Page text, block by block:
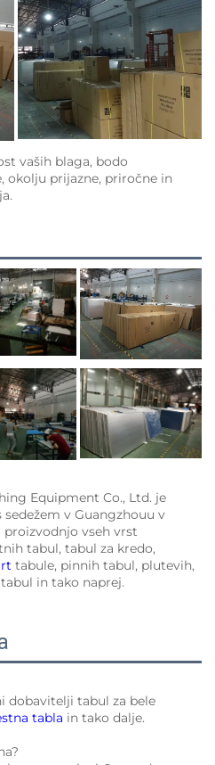
vaših blaga, bodo
okolju prijazne, priročne in
Equipment Co., Ltd. je
v Guangzhouu v
proizvodnjo vseh vrst
tabul, tabul za kredo,
tabule, pinnih tabul, plutevih,
in tako naprej.
dobavitelji tabul za bele
tabla in tako dalje.